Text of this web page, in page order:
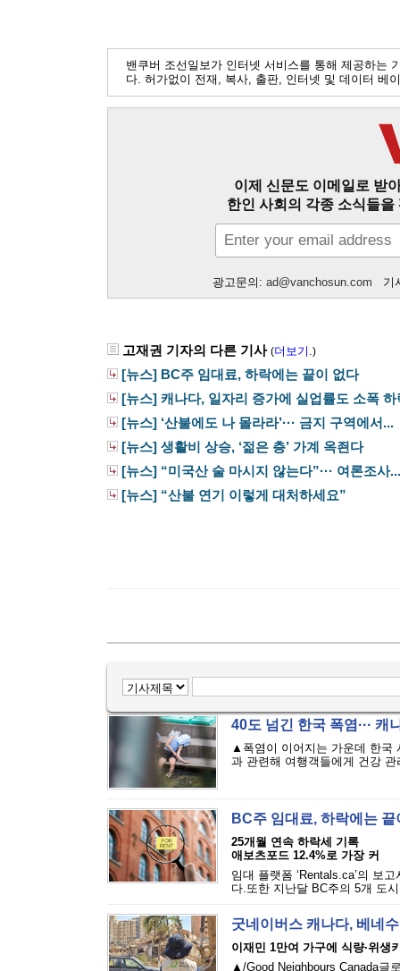
밴쿠버 조선일보가 인터넷 서비스를 통해 제공하는
다. 허가없이 전재, 복사, 출판, 인터넷 및 데이터 베
이제 신문도 이메일로 받
한인 사회의 각종 소식들
광고문의: ad@vanchosun.com 기
고재권 기자의 다른 기사 (더보기.)
[뉴스] BC주 임대료, 하락에는 끝이 없다
[뉴스] 캐나다, 일자리 증가에 실업률도 소폭 하
[뉴스] ‘산불에도 나 몰라라’··· 금지 구역에서...
[뉴스] 생활비 상승, ‘젊은 층’ 가계 옥죈다
[뉴스] “미국산 술 마시지 않는다”··· 여론조사...
[뉴스] “산불 연기 이렇게 대처하세요”
40도 넘긴 한국 폭염···
▲폭염이 이어지는 가운데 한국
과 관련해 여행객들에게 건강
BC주 임대료, 하락에는
25개월 연속 하락세 기록
애보츠포드 12.4%로 가장 커
임대 플랫폼 ‘Rentals.ca’의 보
다.또한 지난달 BC주의 5개 도
굿네이버스 캐나다, 베네
이재민 1만여 가구에 식량·위생
▲/Good Neighbours Canada글